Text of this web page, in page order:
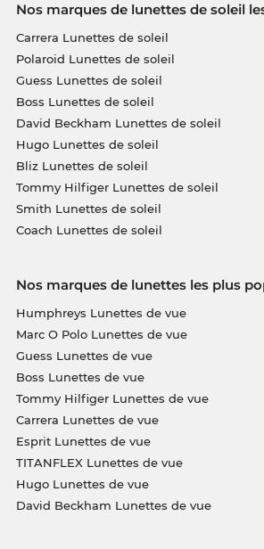
Nos marques de lunettes de soleil
Carrera Lunettes de soleil
Polaroid Lunettes de soleil
Guess Lunettes de soleil
Boss Lunettes de soleil
David Beckham Lunettes de soleil
Hugo Lunettes de soleil
Bliz Lunettes de soleil
Tommy Hilfiger Lunettes de soleil
Smith Lunettes de soleil
Coach Lunettes de soleil
Nos marques de lunettes les plus
Humphreys Lunettes de vue
Marc O Polo Lunettes de vue
Guess Lunettes de vue
Boss Lunettes de vue
Tommy Hilfiger Lunettes de vue
Carrera Lunettes de vue
Esprit Lunettes de vue
TITANFLEX Lunettes de vue
Hugo Lunettes de vue
David Beckham Lunettes de vue